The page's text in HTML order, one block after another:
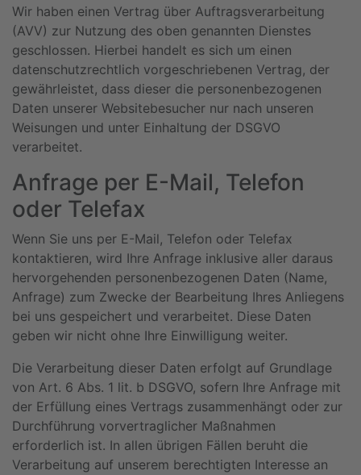
Wir haben einen Vertrag über Auftragsverarbeitung
(AVV) zur Nutzung des oben genannten Dienstes
geschlossen. Hierbei handelt es sich um einen
datenschutzrechtlich vorgeschriebenen Vertrag, der
gewährleistet, dass dieser die personenbezogenen
Daten unserer Websitebesucher nur nach unseren
Weisungen und unter Einhaltung der DSGVO
verarbeitet.
Anfrage per E-Mail, Telefon
oder Telefax
Wenn Sie uns per E-Mail, Telefon oder Telefax
kontaktieren, wird Ihre Anfrage inklusive aller daraus
hervorgehenden personenbezogenen Daten (Name,
Anfrage) zum Zwecke der Bearbeitung Ihres Anliegens
bei uns gespeichert und verarbeitet. Diese Daten
geben wir nicht ohne Ihre Einwilligung weiter.
Die Verarbeitung dieser Daten erfolgt auf Grundlage
von Art. 6 Abs. 1 lit. b DSGVO, sofern Ihre Anfrage mit
der Erfüllung eines Vertrags zusammenhängt oder zur
Durchführung vorvertraglicher Maßnahmen
erforderlich ist. In allen übrigen Fällen beruht die
Verarbeitung auf unserem berechtigten Interesse an